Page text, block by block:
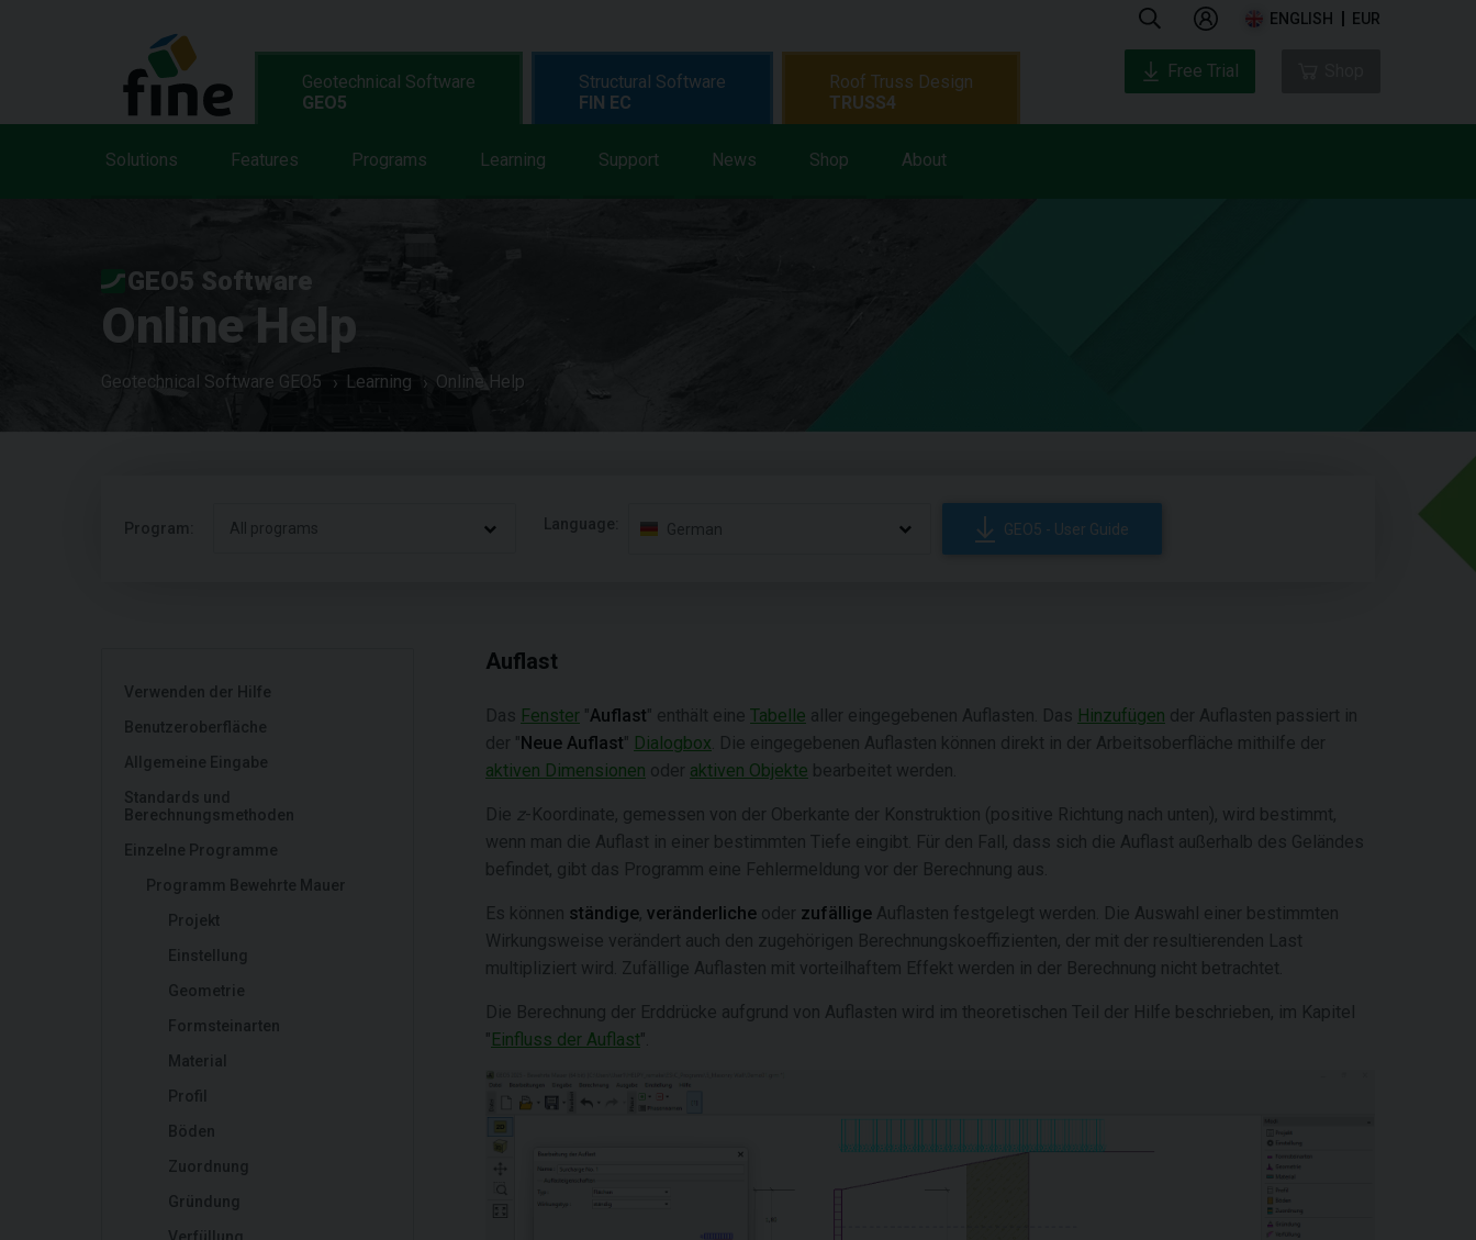
ENGLISH EUR
Geotechnical Software
GEO5
Solutions Features Programs Learning Support News Shop About
Structural Software
FIN EC
Roof Truss Design
TRUSS4
Free Trial
GEO5 Software
Online Help
Geotechnical Software GEO5 Learning Online Help
Program: All programs Language: German GEO5 - User Guide
Verwenden der Hilfe
Benutzeroberfläche
Allgemeine Eingabe
Standards und
Berechnungsmethoden
Einzelne Programme
Programm Bewehrte Mauer
Projekt
Einstellung
Geometrie
Formsteinarten
Material
Profil
Böden
Zuordnung
Gründung
Auflast
Das Fenster "Auflast" enthält eine Tabelle aller eingegebenen Auflasten. Das Hinzufügen der Auflasten passiert in
der "Neue Auflast" Dialogbox . Die eingegebenen Auflasten können direkt in der Arbeitsoberfläche mithilfe der
aktiven Dimensionen oder aktiven Objekte bearbeitet werden.
Die z-Koordinate, gemessen von der Oberkante der Konstruktion (positive Richtung nach unten), wird bestimmt,
wenn man die Auflast in einer bestimmten Tiefe eingibt. Für den Fall, dass sich die Auflast außerhalb des Geländes
befindet, gibt das Programm eine Fehlermeldung vor der Berechnung aus.
Es können ständige, veränderliche oder zufällige Auflasten festgelegt werden. Die Auswahl einer bestimmten
Wirkungsweise verändert auch den zugehörigen Berechnungskoeffizienten, der mit der resultierenden Last
multipliziert wird. Zufällige Auflasten mit vorteilhaftem Effekt werden in der Berechnung nicht betrachtet.
Die Berechnung der Erddrücke aufgrund von Auflasten wird im theoretischen Teil der Hilfe beschrieben, im Kapitel
"Einfluss der Auflast".